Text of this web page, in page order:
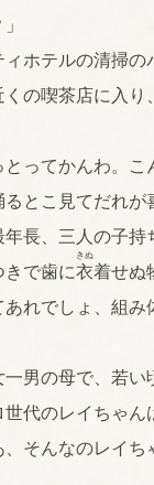
ィホテルの清掃の
くの喫茶店に入
とってかんわ。
とこ見てだれが
長、三人の子持
きで歯に衣
きぬ
着せぬ
あれでしょ、組
男の母で、若い
世代のレイちゃ
、そんなのレイち